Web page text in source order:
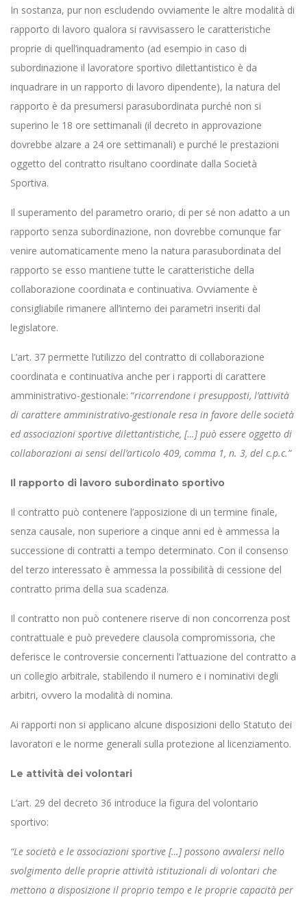
In sostanza, pur non escludendo ovviamente le altre modalità di
rapporto di lavoro qualora si ravvisassero le caratteristiche
proprie di quell’inquadramento (ad esempio in caso di
subordinazione il lavoratore sportivo dilettantistico è da
inquadrare in un rapporto di lavoro dipendente), la natura del
rapporto è da presumersi parasubordinata purché non si
superino le 18 ore settimanali (il decreto in approvazione
dovrebbe alzare a 24 ore settimanali) e purché le prestazioni
oggetto del contratto risultano coordinate dalla Società
Sportiva.
Il superamento del parametro orario, di per sé non adatto a un
rapporto senza subordinazione, non dovrebbe comunque far
venire automaticamente meno la natura parasubordinata del
rapporto se esso mantiene tutte le caratteristiche della
collaborazione coordinata e continuativa. Ovviamente è
consigliabile rimanere all’interno dei parametri inseriti dal
legislatore.
L’art. 37 permette l’utilizzo del contratto di collaborazione
coordinata e continuativa anche per i rapporti di carattere
amministrativo-gestionale: “ricorrendone i presupposti, l’attività
di carattere amministrativo-gestionale resa in favore delle società
ed associazioni sportive dilettantistiche, […] può essere oggetto di
collaborazioni ai sensi dell’articolo 409, comma 1, n. 3, del c.p.c.”
Il rapporto di lavoro subordinato sportivo
Il contratto può contenere l’apposizione di un termine finale,
senza causale, non superiore a cinque anni ed è ammessa la
successione di contratti a tempo determinato. Con il consenso
del terzo interessato è ammessa la possibilità di cessione del
contratto prima della sua scadenza.
Il contratto non può contenere riserve di non concorrenza post
contrattuale e può prevedere clausola compromissoria, che
deferisce le controversie concernenti l’attuazione del contratto a
un collegio arbitrale, stabilendo il numero e i nominativi degli
arbitri, ovvero la modalità di nomina.
Ai rapporti non si applicano alcune disposizioni dello Statuto dei
lavoratori e le norme generali sulla protezione al licenziamento.
Le attività dei volontari
L’art. 29 del decreto 36 introduce la figura del volontario
sportivo:
“Le società e le associazioni sportive […] possono avvalersi nello
svolgimento delle proprie attività istituzionali di volontari che
mettono a disposizione il proprio tempo e le proprie capacità per